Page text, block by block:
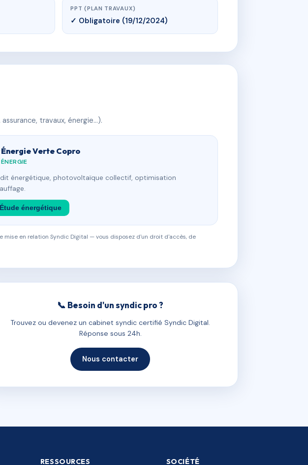
PPT (PLAN TRAVAUX)
✓ Obligatoire (19/12/2024)
travaux, énergie…).
Énergie Verte Copro
ÉNERGIE
énergétique, photovoltaïque collectif, optimisation
Étude énergétique
mise en relation Syndic Digital — vous disposez d'un droit d'accès, de
📞 Besoin d'un syndic pro ?
Trouvez ou devenez un cabinet syndic certifié Syndic Digital.
Réponse sous 24h.
Nous contacter
RESSOURCES SOCIÉTÉ